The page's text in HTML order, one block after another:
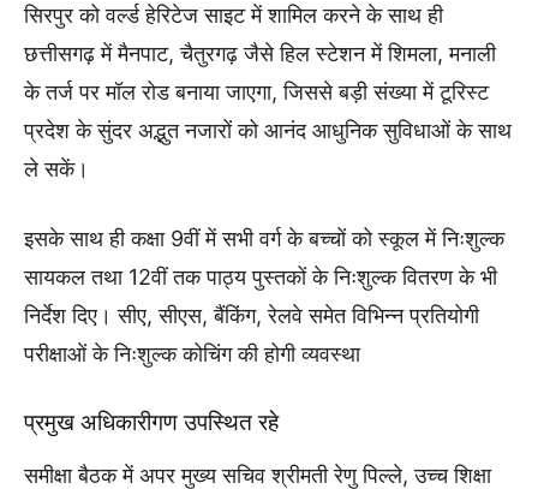
सिरपुर को वर्ल्ड हेरिटेज साइट में शामिल करने के साथ ही
छत्तीसगढ़ में मैनपाट, चैतुरगढ़ जैसे हिल स्टेशन में शिमला, मनाली
के तर्ज पर मॉल रोड बनाया जाएगा, जिससे बड़ी संख्या में टूरिस्ट
प्रदेश के सुंदर अद्भुत नजारों को आनंद आधुनिक सुविधाओं के साथ
ले सकें।
इसके साथ ही कक्षा 9वीं में सभी वर्ग के बच्चों को स्कूल में निःशुल्क
सायकल तथा 12वीं तक पाठ्य पुस्तकों के निःशुल्क वितरण के भी
निर्देश दिए। सीए, सीएस, बैंकिंग, रेलवे समेत विभिन्न प्रतियोगी
परीक्षाओं के निःशुल्क कोचिंग की होगी व्यवस्था
प्रमुख अधिकारीगण उपस्थित रहे
समीक्षा बैठक में अपर मुख्य सचिव श्रीमती रेणु पिल्ले, उच्च शिक्षा